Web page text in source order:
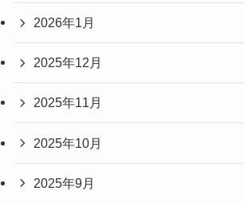
2026年1月
2025年12月
2025年11月
2025年10月
2025年9月